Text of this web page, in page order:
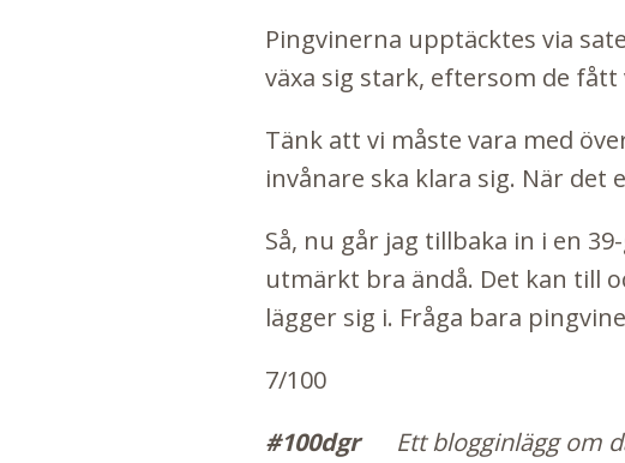
Pingvinerna upptäcktes via
växa sig stark, eftersom de
Tänk att vi måste vara med
invånare ska klara sig. När det
Så, nu går jag tillbaka in i en
utmärkt bra ändå. Det kan till
lägger sig i. Fråga bara
7/100
#100dgrEtt blogginlägg om